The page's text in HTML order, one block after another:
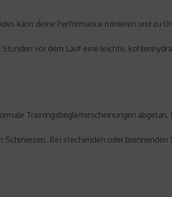
kann deine Performance ruinieren und zu
vor dem Lauf eine leichte,
Trainingsbegleiterscheinungen
Schmerzen. Bei stechenden oder